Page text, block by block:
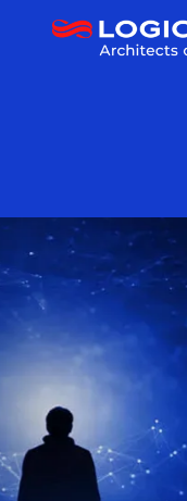
我们是企业变
我们帮
的世界